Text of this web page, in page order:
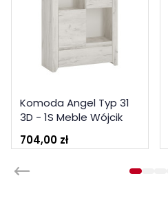
Komoda Angel Typ 31
3D - 1S Meble Wójcik
704,00 zł